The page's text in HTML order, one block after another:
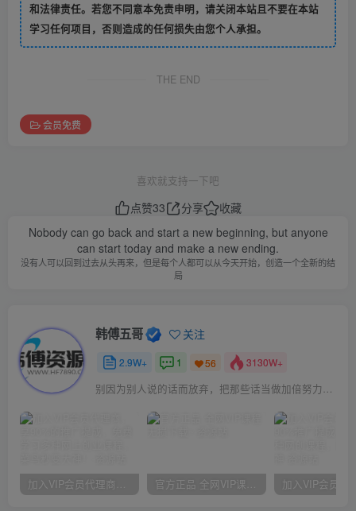
和法律责任。若您不同意本免责申明，请关闭本站且不要在本站
学习任何项目，否则造成的任何损失由您个人承担。
THE END
会员免费
喜欢就支持一下吧
点赞33 分享
收藏
Nobody can go back and start a new beginning, but anyone
can start today and make a new ending.
没有人可以回到过去从头再来，但是每个人都可以从今天开始，创造一个全新的结
局
韩傅五哥 关注
2.9W+ 1 56 3130W+
别因为别人说的话而放弃，把那些话当做加倍努力的动力
加入VIP会员代理商，享90%的推广提成，免费学习多种网上创业课程，菜鸟秒变大神！ 官方正品 全网VIP课程 无损下载~